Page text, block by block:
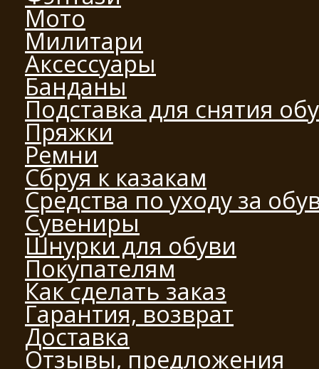
Мото
Милитари
Аксессуары
Банданы
Подставка для снятия
Пряжки
Ремни
Сбруя к казакам
Средства по уходу за
Сувениры
Шнурки для обуви
Покупателям
Как сделать заказ
Гарантия, возврат
Доставка
Отзывы, предложения